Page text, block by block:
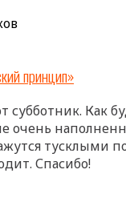
принцип»
субботник. Как
очень
тусклыми
Спасибо!